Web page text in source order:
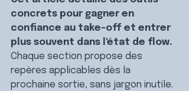
concrets pour gagner en
confiance au take-off et entrer
plus souvent dans l'état de flow.
Chaque section propose des
repères applicables dès la
prochaine sortie, sans jargon inutile.